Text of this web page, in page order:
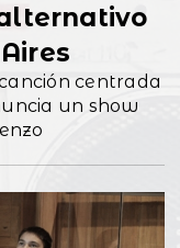
centrada
un show